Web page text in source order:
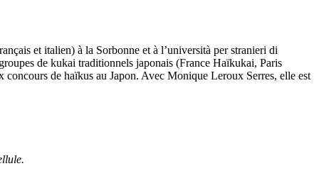
et italien) à la Sorbonne et à l’università per stranieri di
de kukai traditionnels japonais (France Haïkukai, Paris
de haïkus au Japon. Avec Monique Leroux Serres, elle est